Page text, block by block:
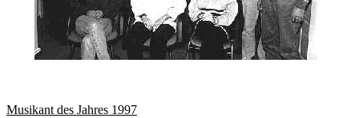
Musikant des Jahres 1997